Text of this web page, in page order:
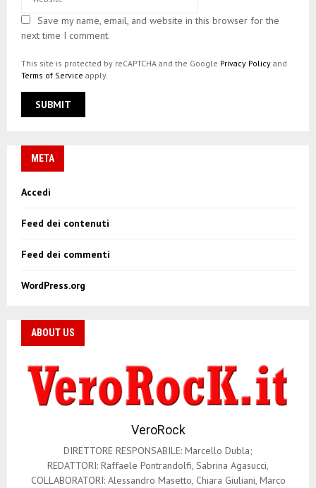
Save my name, email, and website in this browser for the
next time I comment.
This site is protected by reCAPTCHA and the Google Privacy Policy and
Terms of Service apply.
META
Accedi
Feed dei contenuti
Feed dei commenti
WordPress.org
ABOUT US
VeroRock
DIRETTORE RESPONSABILE: Marcello Dubla;
REDATTORI: Raffaele Pontrandolfi, Sabrina Agasucci,
COLLABORATORI: Alessandro Masetto, Chiara Giuliani, Marco